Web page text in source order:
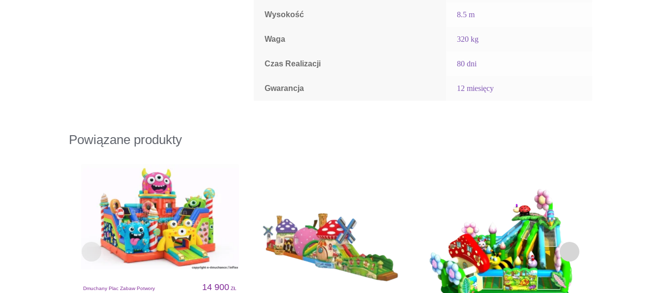
Wysokość 8.5 m
Waga 320 kg
Czas Realizacji 80 dni
Gwarancja 12 miesięcy
Powiązane produkty
Dmuchany Plac Zabaw Potwory 14 900 ZŁ